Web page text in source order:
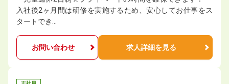
入社後2ヶ月間は研修を実施するため、安心してお仕事をス
タートでき…
お問い合わせ 求人詳細を見る